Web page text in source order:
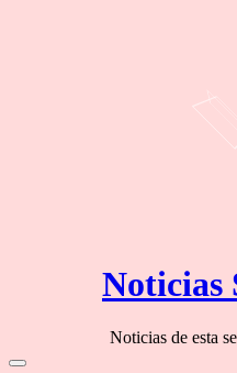
Noticias
Noticias de esta